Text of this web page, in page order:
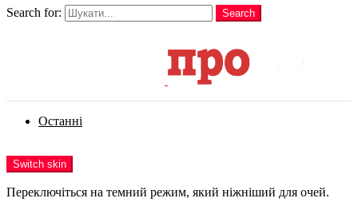
Search for:
Search
Останні
Switch skin
Переключіться на темний режим, який ніжніший для очей.